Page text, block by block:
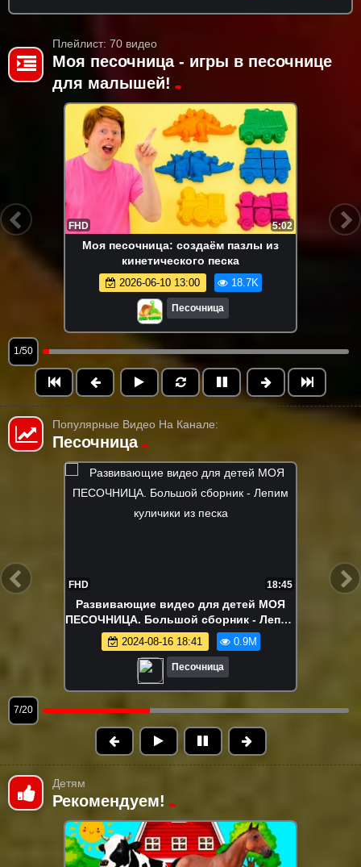
Плейлист: 70 видео
Моя песочница - игры в песочнице
для малышей!
FHD 5:02
Моя песочница: создаём пазлы из
кинетического песка
2026-06-10 13:00 18.7K
Песочница
1/50
Популярные Видео На Канале:
Песочница
FHD 22:15
Ам Ням в поиске вкусняшек!
Развивающие видео про игрушки
2024-08-12 18:04 840.0K
Песочница
8/20
Детям
Рекомендуем!